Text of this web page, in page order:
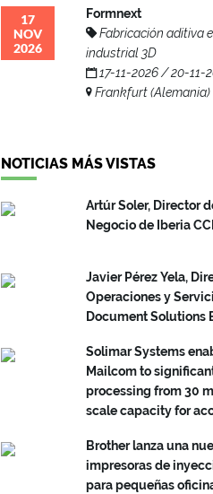
17
NOV
2026
Formnext
Fabricación aditiva
industrial 3D
17-11-2026 / 20-11-
Frankfurt (Alemania)
NOTICIAS MÁS VISTAS
Artúr Soler, Director
Negocio de Iberia
Javier Pérez Yela,
Operaciones y
Document Solutions
Solimar Systems
Mailcom to
processing from 30
scale capacity for
Brother lanza una
impresoras de
para pequeñas